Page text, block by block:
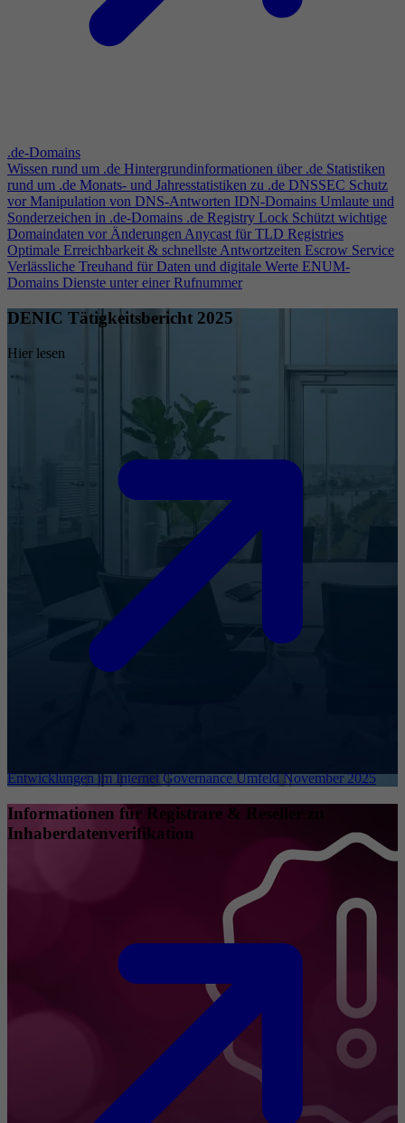
.de-Domains
Wissen rund um .de Hintergrundinformationen über .de Statistiken
rund um .de Monats- und Jahresstatistiken zu .de DNSSEC Schutz
vor Manipulation von DNS-Antworten IDN-Domains Umlaute und
Sonderzeichen in .de-Domains .de Registry Lock Schützt wichtige
Domaindaten vor ÄnderungenAnycast für TLD Registries
Optimale Erreichbarkeit & schnellste Antwortzeiten Escrow Service
Verlässliche Treuhand für Daten und digitale Werte ENUM-
Domains Dienste unter einer Rufnummer
DENIC Tätigkeitsbericht 2025
Hier lesen
Entwicklungen im Internet Governance Umfeld November 2025
Informationen für Registrare & Reseller zu
Inhaberdatenverifikation